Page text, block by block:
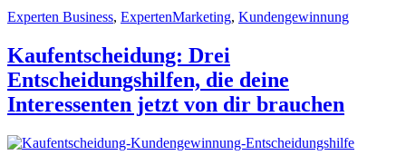
Experten Business, ExpertenMarketing, Kundengewinnung
Kaufentscheidung: Drei
Entscheidungshilfen, die deine
Interessenten jetzt von dir brauchen